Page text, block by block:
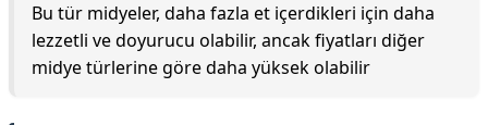
Bu tür midyeler, daha fazla et içerdikleri için daha
lezzetli ve doyurucu olabilir, ancak fiyatları diğer
midye türlerine göre daha yüksek olabilir